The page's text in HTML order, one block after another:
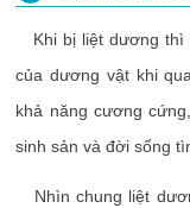
Khi bị liệt dương thì
của dương vật khi
khả năng cương
sinh sản và đời sống
Nhìn chung liệt